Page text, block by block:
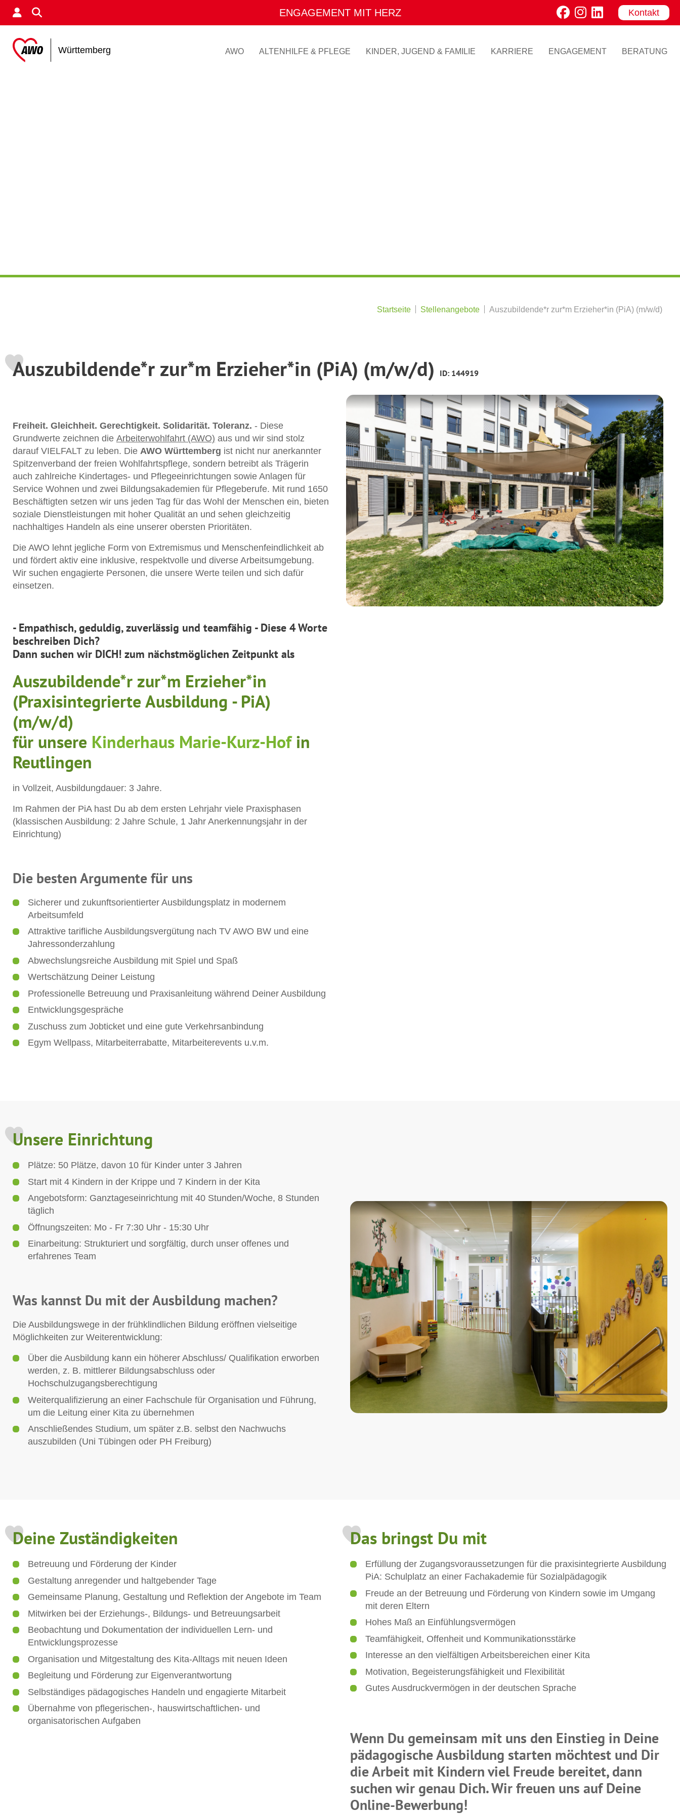
ENGAGEMENT MIT HERZ Kontakt
Württemberg AWO ALTENHILFE & PFLEGE KINDER, JUGEND & FAMILIE KARRIERE ENGAGEMENT BERATUNG
Startseite Stellenangebote Auszubildende*r zur*m Erzieher*in (PiA) (m/w/d)
Auszubildende*r zur*m Erzieher*in (PiA) (m/w/d) ID: 144919
Freiheit. Gleichheit. Gerechtigkeit. Solidarität. Toleranz. - Diese
Grundwerte zeichnen die Arbeiterwohlfahrt (AWO) aus und wir sind stolz
darauf VIELFALT zu leben. Die AWO Württemberg ist nicht nur anerkannter
Spitzenverband der freien Wohlfahrtspflege, sondern betreibt als Trägerin
auch zahlreiche Kindertages- und Pflegeeinrichtungen sowie Anlagen für
Service Wohnen und zwei Bildungsakademien für Pflegeberufe. Mit rund 1650
Beschäftigten setzen wir uns jeden Tag für das Wohl der Menschen ein, bieten
soziale Dienstleistungen mit hoher Qualität an und sehen gleichzeitig
nachhaltiges Handeln als eine unserer obersten Prioritäten.
Die AWO lehnt jegliche Form von Extremismus und Menschenfeindlichkeit ab
und fördert aktiv eine inklusive, respektvolle und diverse Arbeitsumgebung.
Wir suchen engagierte Personen, die unsere Werte teilen und sich dafür
einsetzen.
- Empathisch, geduldig, zuverlässig und teamfähig - Diese 4 Worte
beschreiben Dich?
Dann suchen wir DICH! zum nächstmöglichen Zeitpunkt als
Auszubildende*r zur*m Erzieher*in
(Praxisintegrierte Ausbildung - PiA)
(m/w/d)
für unsere Kinderhaus Marie-Kurz-Hofin
Reutlingen
in Vollzeit, Ausbildungdauer: 3 Jahre.
Im Rahmen der PiA hast Du ab dem ersten Lehrjahr viele Praxisphasen
(klassischen Ausbildung: 2 Jahre Schule, 1 Jahr Anerkennungsjahr in der
Einrichtung)
Die besten Argumente für uns
Sicherer und zukunftsorientierter Ausbildungsplatz in modernem
Arbeitsumfeld
Attraktive tarifliche Ausbildungsvergütung nach TV AWO BW und eine
Jahressonderzahlung
Abwechslungsreiche Ausbildung mit Spiel und Spaß
Wertschätzung Deiner Leistung
Professionelle Betreuung und Praxisanleitung während Deiner Ausbildung
Entwicklungsgespräche
Zuschuss zum Jobticket und eine gute Verkehrsanbindung
Egym Wellpass, Mitarbeiterrabatte, Mitarbeiterevents u.v.m.
Unsere Einrichtung
Plätze: 50 Plätze, davon 10 für Kinder unter 3 Jahren
Start mit 4 Kindern in der Krippe und 7 Kindern in der Kita
Angebotsform: Ganztageseinrichtung mit 40 Stunden/Woche, 8 Stunden
täglich
Öffnungszeiten: Mo - Fr 7:30 Uhr - 15:30 Uhr
Einarbeitung: Strukturiert und sorgfältig, durch unser offenes und
erfahrenes Team
Was kannst Du mit der Ausbildung machen?
Die Ausbildungswege in der frühklindlichen Bildung eröffnen vielseitige
Möglichkeiten zur Weiterentwicklung:
Über die Ausbildung kann ein höherer Abschluss/ Qualifikation erworben
werden, z. B. mittlerer Bildungsabschluss oder
Hochschulzugangsberechtigung
Weiterqualifizierung an einer Fachschule für Organisation und Führung,
um die Leitung einer Kita zu übernehmen
Anschließendes Studium, um später z.B. selbst den Nachwuchs
auszubilden (Uni Tübingen oder PH Freiburg)
Deine Zuständigkeiten
Betreuung und Förderung der Kinder
Gestaltung anregender und haltgebender Tage
Gemeinsame Planung, Gestaltung und Reflektion der Angebote im Team
Mitwirken bei der Erziehungs-, Bildungs- und Betreuungsarbeit
Beobachtung und Dokumentation der individuellen Lern- und
Entwicklungsprozesse
Organisation und Mitgestaltung des Kita-Alltags mit neuen Ideen
Begleitung und Förderung zur Eigenverantwortung
Selbständiges pädagogisches Handeln und engagierte Mitarbeit
Übernahme von pflegerischen-, hauswirtschaftlichen- und
organisatorischen Aufgaben
Das bringst Du mit
Erfüllung der Zugangsvoraussetzungen für die praxisintegrierte Ausbildung
PiA: Schulplatz an einer Fachakademie für Sozialpädagogik
Freude an der Betreuung und Förderung von Kindern sowie im Umgang
mit deren Eltern
Hohes Maß an Einfühlungsvermögen
Teamfähigkeit, Offenheit und Kommunikationsstärke
Interesse an den vielfältigen Arbeitsbereichen einer Kita
Motivation, Begeisterungsfähigkeit und Flexibilität
Gutes Ausdruckvermögen in der deutschen Sprache
Wenn Du gemeinsam mit uns den Einstieg in Deine
pädagogische Ausbildung starten möchtest und Dir
die Arbeit mit Kindern viel Freude bereitet, dann
suchen wir genau Dich. Wir freuen uns auf Deine
Online-Bewerbung!